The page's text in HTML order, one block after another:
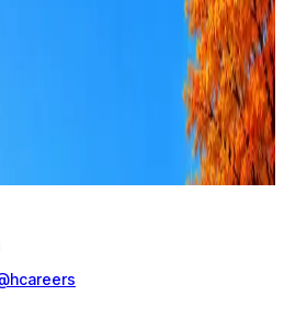
подбор из 600+ источников
сопроводительных писем